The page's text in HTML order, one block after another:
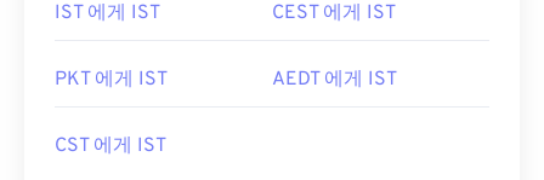
IST 에게 IST CEST 에게 IST
PKT 에게 IST AEDT 에게 IST
CST 에게 IST